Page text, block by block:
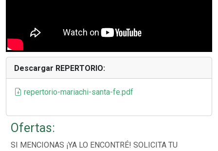
Descargar REPERTORIO:
repertorio-mariachi-santa-fe.pdf
Ofertas:
SI MENCIONAS ¡YA LO ENCONTRÉ! SOLICITA TU